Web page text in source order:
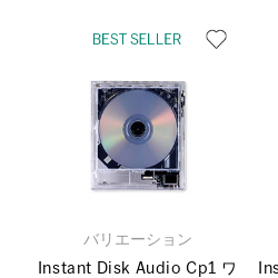
バリエーション
Instant Disk Audio Cp1 ワ